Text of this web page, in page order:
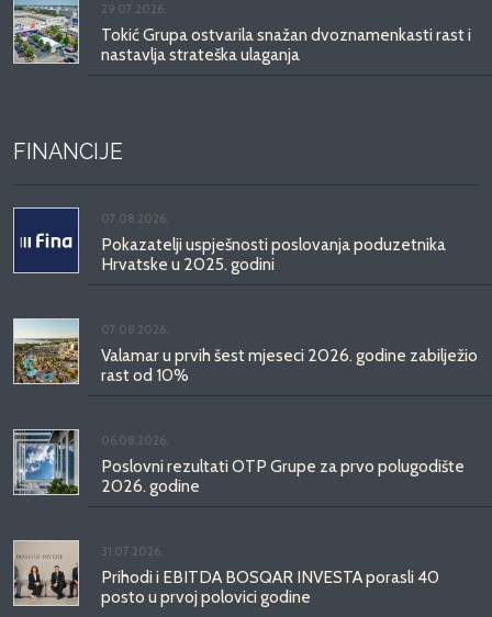
29.07.2026.
Tokić Grupa ostvarila snažan dvoznamenkasti rast i
nastavlja strateška ulaganja
FINANCIJE
07.08.2026.
Pokazatelji uspješnosti poslovanja poduzetnika
Hrvatske u 2025. godini
07.08.2026.
Valamar u prvih šest mjeseci 2026. godine zabilježio
rast od 10%
06.08.2026.
Poslovni rezultati OTP Grupe za prvo polugodište
2026. godine
31.07.2026.
Prihodi i EBITDA BOSQAR INVESTA porasli 40
posto u prvoj polovici godine